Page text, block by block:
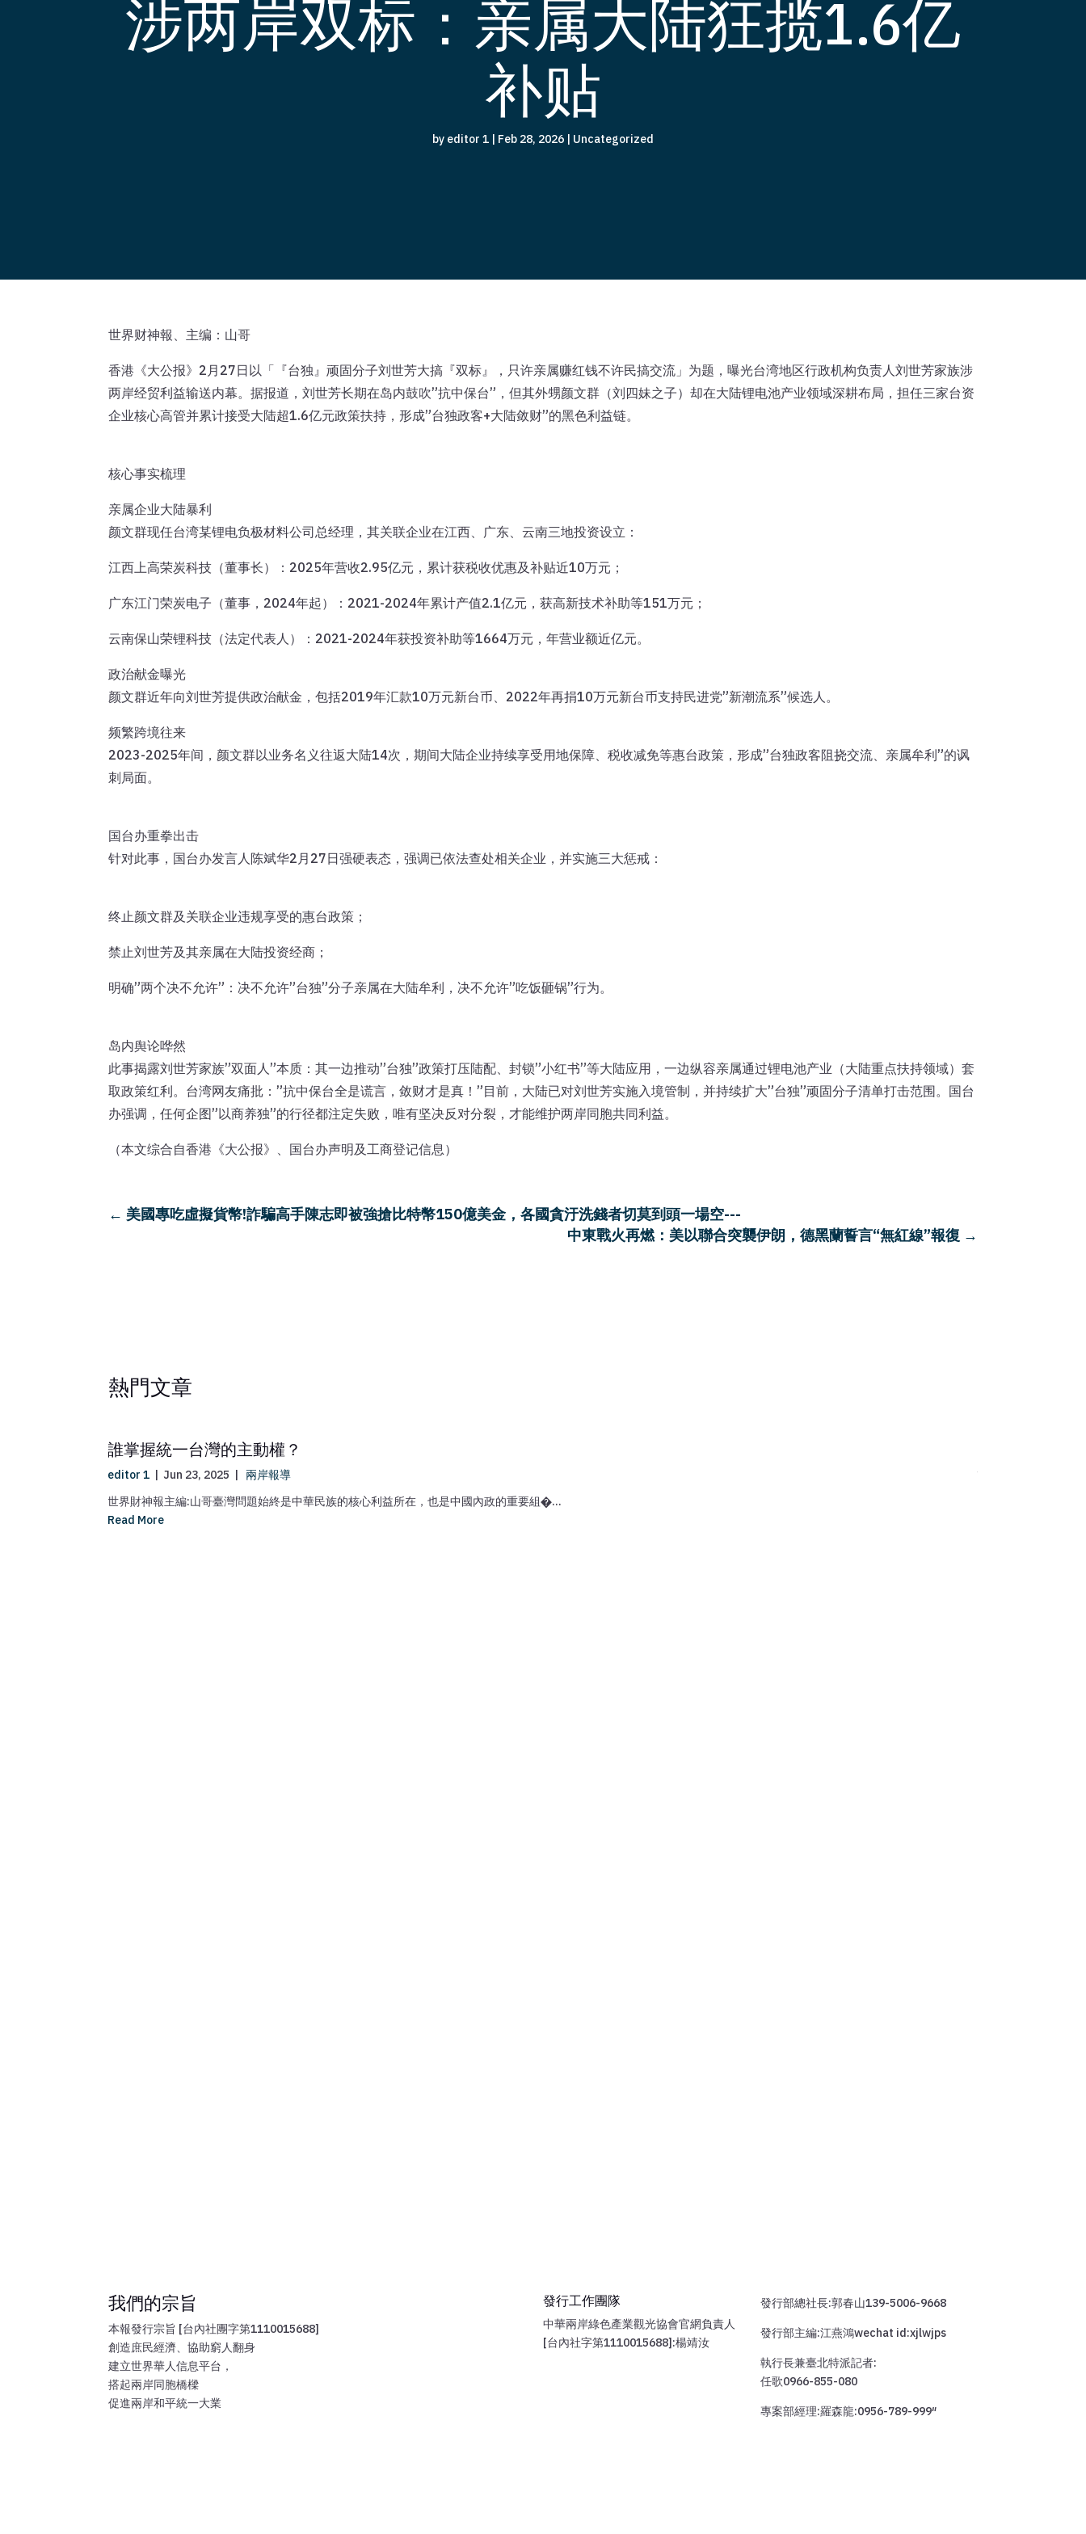
涉两岸双标：亲属大陆狂揽1.6亿
补贴
by editor 1 Feb 28, 2026 Uncategorized
世界财神報、主编：山哥
香港《大公报》2月27日以「『台独』顽固分子刘世芳大搞『双标』，只许亲属赚红钱不许民搞交流」为题，曝光台湾地区行政机构负责人刘世芳家族涉
两岸经贸利益输送内幕。据报道，刘世芳长期在岛内鼓吹”抗中保台”，但其外甥颜文群（刘四妹之子）却在大陆锂电池产业领域深耕布局，担任三家台资
企业核心高管并累计接受大陆超1.6亿元政策扶持，形成”台独政客+大陆敛财”的黑色利益链。
核心事实梳理
亲属企业大陆暴利
颜文群现任台湾某锂电负极材料公司总经理，其关联企业在江西、广东、云南三地投资设立：
江西上高荣炭科技（董事长）：2025年营收2.95亿元，累计获税收优惠及补贴近10万元；
广东江门荣炭电子（董事，2024年起）：2021-2024年累计产值2.1亿元，获高新技术补助等151万元；
云南保山荣锂科技（法定代表人）：2021-2024年获投资补助等1664万元，年营业额近亿元。
政治献金曝光
颜文群近年向刘世芳提供政治献金，包括2019年汇款10万元新台币、2022年再捐10万元新台币支持民进党”新潮流系”候选人。
频繁跨境往来
2023-2025年间，颜文群以业务名义往返大陆14次，期间大陆企业持续享受用地保障、税收减免等惠台政策，形成”台独政客阻挠交流、亲属牟利”的讽
刺局面。
国台办重拳出击
针对此事，国台办发言人陈斌华2月27日强硬表态，强调已依法查处相关企业，并实施三大惩戒：
终止颜文群及关联企业违规享受的惠台政策；
禁止刘世芳及其亲属在大陆投资经商；
明确”两个决不允许”：决不允许”台独”分子亲属在大陆牟利，决不允许”吃饭砸锅”行为。
岛内舆论哗然
此事揭露刘世芳家族”双面人”本质：其一边推动”台独”政策打压陆配、封锁”小红书”等大陆应用，一边纵容亲属通过锂电池产业（大陆重点扶持领域）套
取政策红利。台湾网友痛批：”抗中保台全是谎言，敛财才是真！”目前，大陆已对刘世芳实施入境管制，并持续扩大”台独”顽固分子清单打击范围。国台
办强调，任何企图”以商养独”的行径都注定失败，唯有坚决反对分裂，才能维护两岸同胞共同利益。
（本文综合自香港《大公报》、国台办声明及工商登记信息）
← 美國專吃虛擬貨幣!詐騙高手陳志即被強搶比特幣150億美金，各國貪汙洗錢者切莫到頭一場空---
中東戰火再燃：美以聯合突襲伊朗，德黑蘭誓言“無紅線”報復 →
熱門文章
誰掌握統一台灣的主動權？
editor 1 | Jun 23, 2025 | 兩岸報導
世界財神報主編:山哥臺灣問題始終是中華民族的核心利益所在，也是中國內政的重要組�...
Read More
SHES 推動「
我們的宗旨
本報發行宗旨 [台內社團字第1110015688]
創造庶民經濟、協助窮人翻身
建立世界華人信息平台，
搭起兩岸同胞橋樑
促進兩岸和平統一大業
發行工作團隊
中華兩岸綠色產業觀光協會官網負責人
[台內社字第1110015688]:楊靖汝
發行部總社長:郭春山139-5006-9668
發行部主編:江燕鴻wechat id:xjlwjps
執行長兼臺北特派記者:
任歌0966-855-080
專案部經理:羅森龍:0956-789-999″